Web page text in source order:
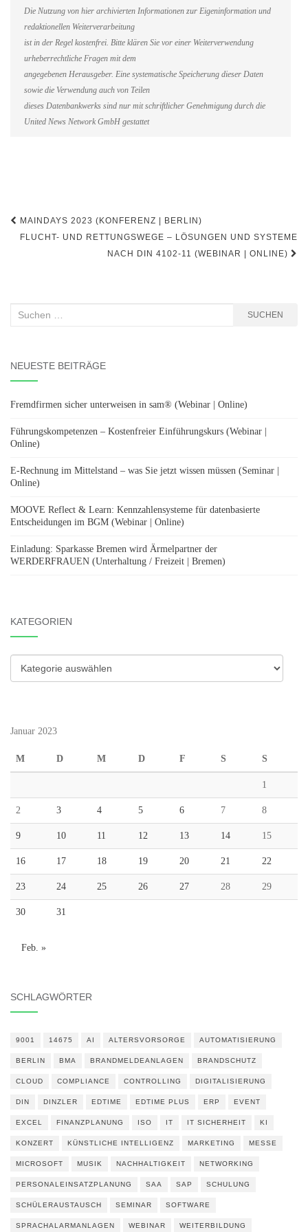
Die Nutzung von hier archivierten Informationen zur Eigeninformation und
redaktionellen Weiterverarbeitung
ist in der Regel kostenfrei. Bitte klären Sie vor einer Weiterverwendung
urheberrechtliche Fragen mit dem
angegebenen Herausgeber. Eine systematische Speicherung dieser Daten
sowie die Verwendung auch von Teilen
dieses Datenbankwerks sind nur mit schriftlicher Genehmigung durch die
United News Network GmbH gestattet
Beitragsnavigation
MAINDAYS 2023 (KONFERENZ | BERLIN)
FLUCHT- UND RETTUNGSWEGE – LÖSUNGEN UND SYSTEME
NACH DIN 4102-11 (WEBINAR | ONLINE)
Suchen
SUCHEN
NEUESTE BEITRÄGE
Fremdfirmen sicher unterweisen in sam® (Webinar | Online)
Führungskompetenzen – Kostenfreier Einführungskurs (Webinar |
Online)
E-Rechnung im Mittelstand – was Sie jetzt wissen müssen (Seminar |
Online)
MOOVE Reflect & Learn: Kennzahlensysteme für datenbasierte
Entscheidungen im BGM (Webinar | Online)
Einladung: Sparkasse Bremen wird Ärmelpartner der
WERDERFRAUEN (Unterhaltung / Freizeit | Bremen)
KATEGORIEN
Kategorien
Januar 2023
M D M D F S S
1
2 3 4 5 6 7 8
9 10 11 12 13 14 15
16 17 18 19 20 21 22
23 24 25 26 27 28 29
30 31
Feb. »
SCHLAGWÖRTER
9001 14675 AI ALTERSVORSORGE AUTOMATISIERUNG
BERLIN BMA BRANDMELDEANLAGEN BRANDSCHUTZ
CLOUD COMPLIANCE CONTROLLING DIGITALISIERUNG
DIN DINZLER EDTIME EDTIME PLUS ERP EVENT
EXCEL FINANZPLANUNG ISO IT IT SICHERHEIT KI
KONZERT KÜNSTLICHE INTELLIGENZ MARKETING MESSE
MICROSOFT MUSIK NACHHALTIGKEIT NETWORKING
PERSONALEINSATZPLANUNG SAA SAP SCHULUNG
SCHÜLERAUSTAUSCH SEMINAR SOFTWARE
SPRACHALARMANLAGEN WEBINAR WEITERBILDUNG